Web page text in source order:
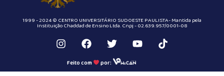
1999 - 2024 © CENTRO UNIVERSITÁRIO SUDOESTE PAULISTA- Mantida pela
Instituição Chaddad de Ensino Ltda. Cnpj - 02.639.957/0001-08
Feito com por: